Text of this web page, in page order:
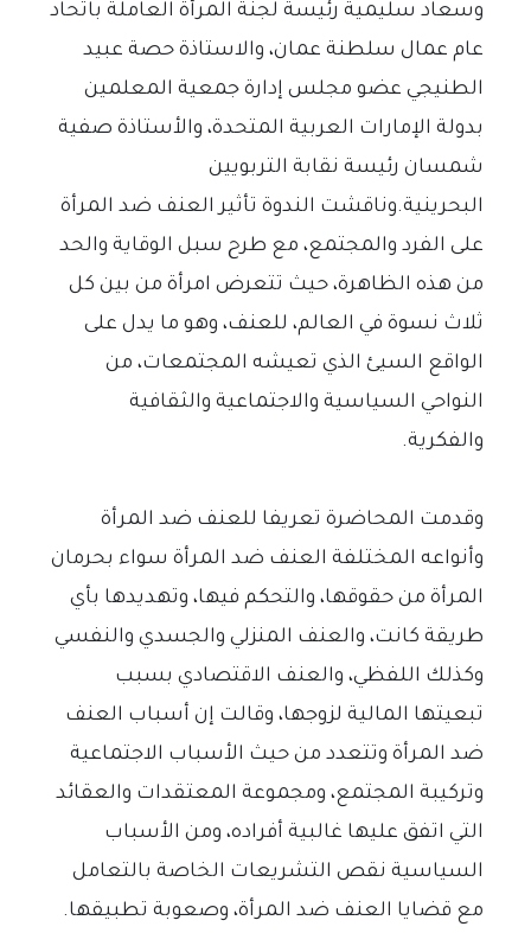
وسعاد سليمية رئيسة لجنة المرأة العاملة باتحاد
عام عمال سلطنة عمان، والاستاذة حصة عبيد
الطنيجي عضو مجلس إدارة جمعية المعلمين
بدولة الإمارات العربية المتحدة، والأستاذة صفية
شمسان رئيسة نقابة التربويين
البحرينية.وناقشت الندوة تأثير العنف ضد المرأة
على الفرد والمجتمع، مع طرح سبل الوقاية والحد
من هذه الظاهرة، حيث تتعرض امرأة من بين كل
ثلاث نسوة في العالم، للعنف، وهو ما يدل على
الواقع السيئ الذي تعيشه المجتمعات، من
النواحي السياسية والاجتماعية والثقافية
والفكرية.
وقدمت المحاضرة تعريفا للعنف ضد المرأة
وأنواعه المختلفة العنف ضد المرأة سواء بحرمان
المرأة من حقوقها، والتحكم فيها، وتهديدها بأي
طريقة كانت، والعنف المنزلي والجسدي والنفسي
وكذلك اللفظي، والعنف الاقتصادي بسبب
تبعيتها المالية لزوجها، وقالت إن أسباب العنف
ضد المرأة وتتعدد من حيث الأسباب الاجتماعية
وتركيبة المجتمع، ومجموعة المعتقدات والعقائد
التي اتفق عليها غالبية أفراده، ومن الأسباب
السياسية نقص التشريعات الخاصة بالتعامل
مع قضايا العنف ضد المرأة، وصعوبة تطبيقها.